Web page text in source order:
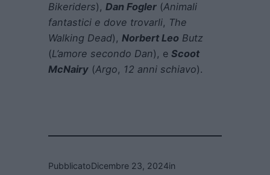
Bikeriders), Dan Fogler (Animali
fantastici e dove trovarli, The
Walking Dead), Norbert Leo Butz
(L’amore secondo Dan), e Scoot
McNairy (Argo, 12 anni schiavo).
PubblicatoDicembre 23, 2024in